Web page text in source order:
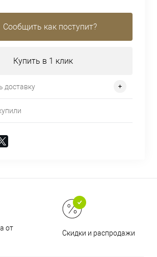
Сообщить как поступит?
Купить в 1 клик
доставку
от
Скидки и распродажи